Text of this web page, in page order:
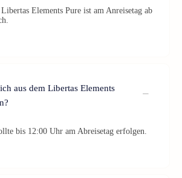
Elements Pure ist am Anreisetag ab
aus dem Libertas Elements
bis 12:00 Uhr am Abreisetag erfolgen.